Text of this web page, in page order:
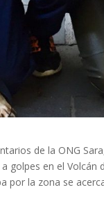
de la ONG
golpes en el
por la zona se